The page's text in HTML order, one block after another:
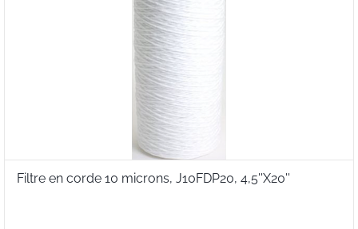
Filtre en corde 10 microns, J10FDP20, 4,5''X20''